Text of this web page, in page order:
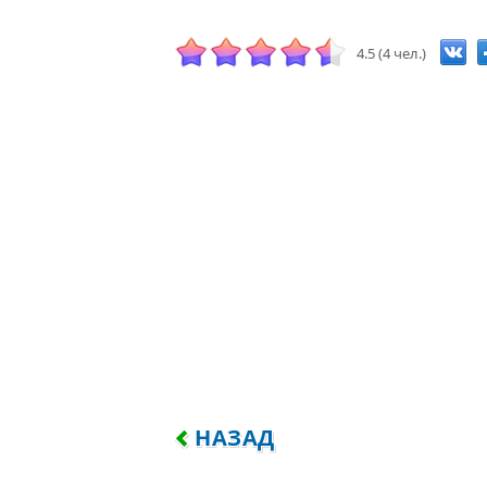
4.5 (4 чел.)
ПРЕДЫДУЩИЙ: И УБЫТОК
НАЗАД